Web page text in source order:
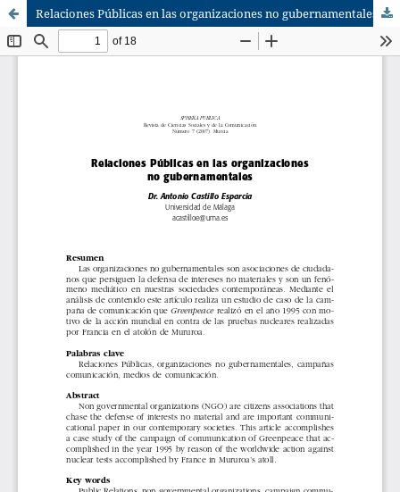
Relaciones Públicas en las organizaciones no gubernamentales